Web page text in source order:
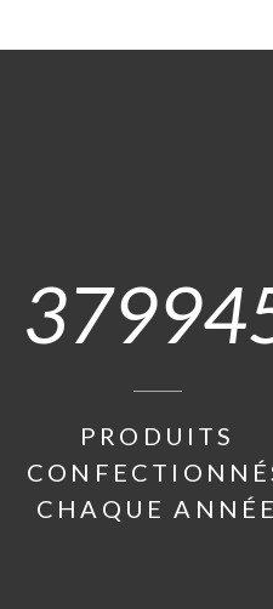
PRODUITS
CHAQUE ANNÉE